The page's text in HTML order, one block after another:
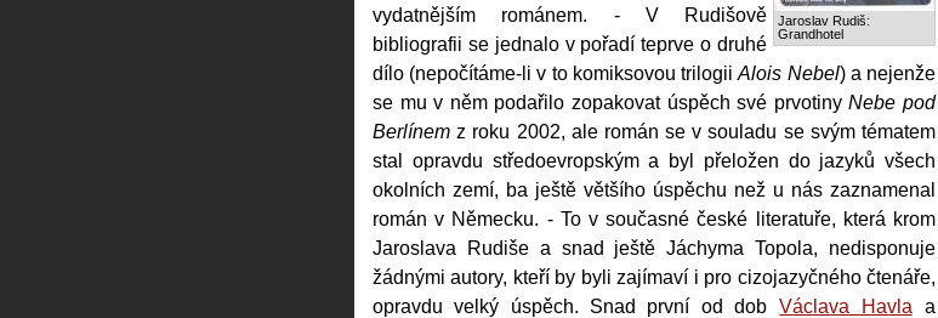
Jaroslav Rudiš:
Grandhotel
vydatnějším románem. - V Rudišově
bibliografii se jednalo v pořadí teprve o druhé
dílo (nepočítáme-li v to komiksovou trilogiiAlois Nebel) a nejenže
se mu v něm podařilo zopakovat úspěch své prvotinyNebe pod
Berlínem z roku 2002, ale román se v souladu se svým tématem
stal opravdu středoevropským a byl přeložen do jazyků všech
okolních zemí, ba ještě většího úspěchu než u nás zaznamenal
román v Německu. - To v současné české literatuře, která krom
Jaroslava Rudiše a snad ještě Jáchyma Topola, nedisponuje
žádnými autory, kteří by byli zajímaví i pro cizojazyčného čtenáře,
opravdu velký úspěch. Snad první od dob Václava Havla a